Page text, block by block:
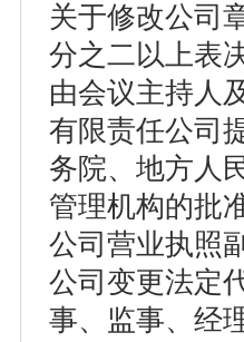
关于修改公司
分之二以上表
由会议主持人
有限责任公司
务院、地方人
管理机构的批
公司营业执照
公司变更法定
事、监事、经